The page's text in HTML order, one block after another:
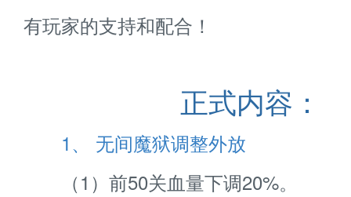
有玩家的支持和配合！
正式内容：
1、 无间魔狱调整外放
（1）前50关血量下调20%。